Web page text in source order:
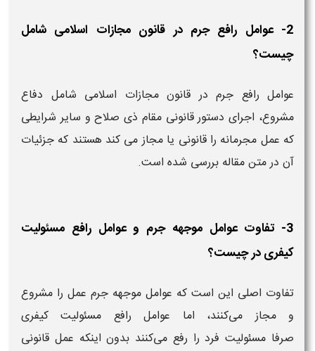
2- عوامل رافع جرم در قانون مجازات اسلامی شامل
چیست؟
عوامل رافع جرم در قانون مجازات اسلامی شامل دفاع
مشروع، اجرای دستور قانونی مقام ذی صلاح و سایر شرایطی
که عمل مجرمانه را قانونی یا مجاز می کند هستند که جزئیات
آن در متن مقاله بررسی شده است.
3- تفاوت عوامل موجهه جرم و عوامل رافع مسئولیت
کیفری در چیست؟
تفاوت اصلی این است که عوامل موجهه جرم عمل را مشروع
و مجاز می‌کنند، اما عوامل رافع مسئولیت کیفری
صرفا مسئولیت فرد را رفع می‌کنند بدون اینکه عمل قانونی